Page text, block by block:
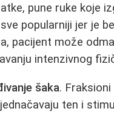
pune ruke koje
popularniji jer je
pacijent može
intenzivnog
šaka. Fraksioni
ten i